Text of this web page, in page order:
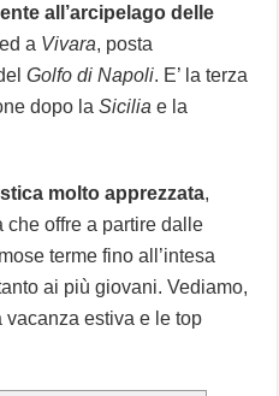
all’arcipelago delle
ed a Vivara, posta
Golfo di Napoli. E’ la terza
dopo laSicilia e la
molto apprezzata,
che offre a partire dalle
terme fino all’intesa
ai più giovani. Vediamo,
estiva e le top